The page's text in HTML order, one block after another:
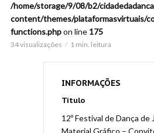
/home/storage/9/08/b2/
content/themes/plataformasvirtuais/
functions.phpon line 175
34 visualizações 1 min. leitura
INFORMAÇÕES
Título
12º Festival de Dança de
Material Gráfico –